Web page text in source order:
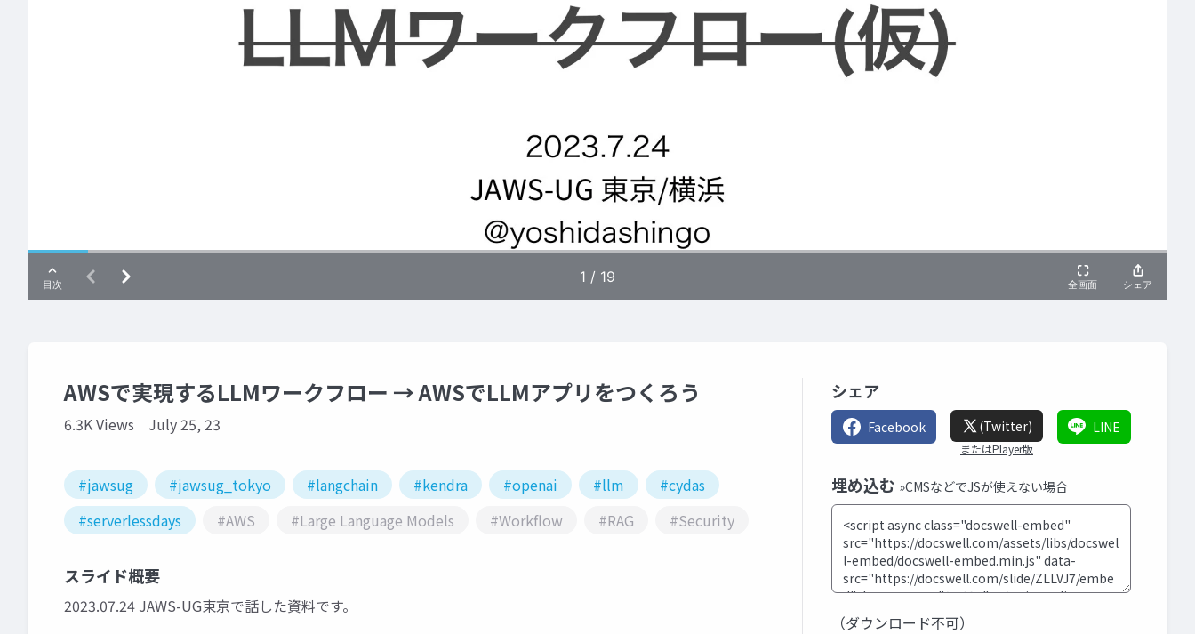
AWSで実現するLLMワークフロー → AWSでLLMアプリをつくろう
6.3K Views July 25, 23
#jawsug #jawsug_tokyo #langchain #kendra #openai #llm
#cydas
#serverlessdays
#AWS #Large Language Models #Workflow #RAG #Security
スライド概要
2023.07.24 JAWS-UG東京で話した資料です。
シェア
Facebook (Twitter)
またはPlayer版
LINE
埋め込む »CMSなどでJSが使えない場合
（ダウンロード不可）